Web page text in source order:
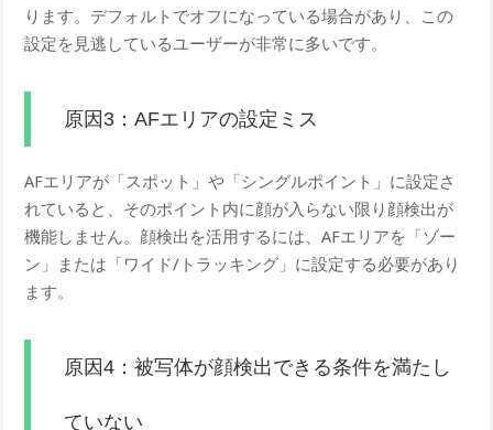
ります。デフォルトでオフになっている場合があり、この
設定を見逃しているユーザーが非常に多いです。
原因3：AFエリアの設定ミス
AFエリアが「スポット」や「シングルポイント」に設定さ
れていると、そのポイント内に顔が入らない限り顔検出が
機能しません。顔検出を活用するには、AFエリアを「ゾー
ン」または「ワイド/トラッキング」に設定する必要があり
ます。
原因4：被写体が顔検出できる条件を満たし
ていない